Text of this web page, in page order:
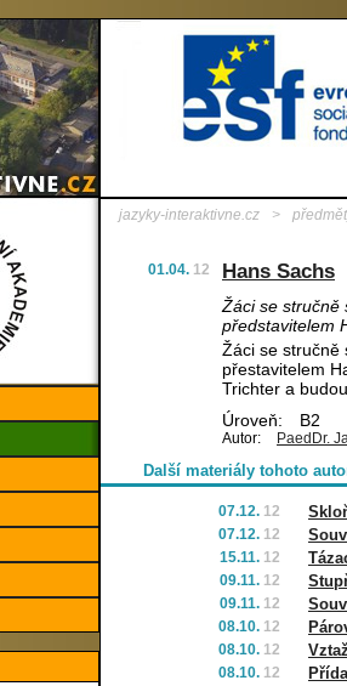
jazyky-interaktivne.cz >
01.04. 12 Hans Sachs
Žáci se stručně
představitelem
Žáci se stručně
přestavitelem
Trichter a
Úroveň:
B2
Autor: PaedDr.
Další materiály tohoto
07.12. 12
07.12. 12
15.11. 12
09.11. 12
09.11. 12
08.10. 12
08.10. 12
08.10. 12